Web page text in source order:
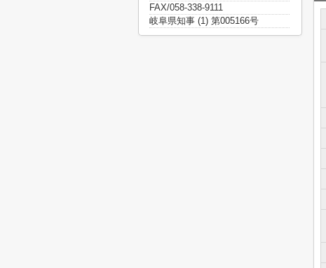
FAX/058-338-9111
岐阜県知事 (1) 第005166号